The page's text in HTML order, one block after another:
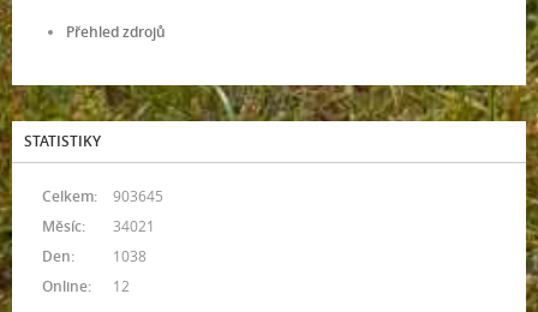
Přehled zdrojů
STATISTIKY
Online: 12
Celkem:
903645
Měsíc:
34021
Den:
1038